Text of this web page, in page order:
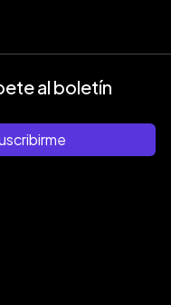
al boletín